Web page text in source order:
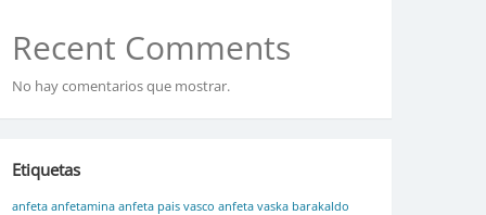
Recent Comments
No hay comentarios que mostrar.
Etiquetas
anfeta anfetamina anfeta pais vasco anfeta vaska barakaldo